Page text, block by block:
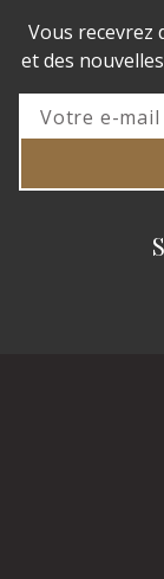
Vous recevrez
et des